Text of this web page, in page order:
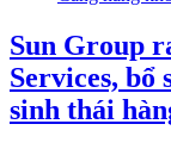
Sun Group
Services, bổ
sinh thái